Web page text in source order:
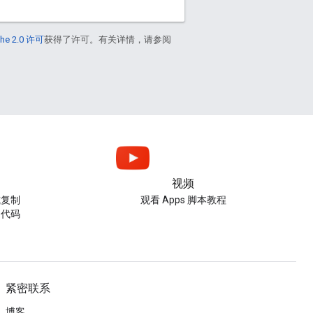
2.0 许可获得了许可。有关详情，请参阅
制
码
视频
观看 Apps 脚本教程
紧密联系